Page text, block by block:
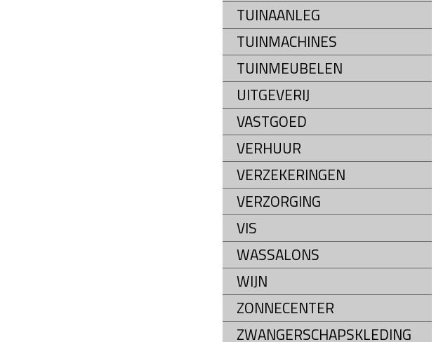
TUINAANLEG
TUINMACHINES
TUINMEUBELEN
UITGEVERIJ
VASTGOED
VERHUUR
VERZEKERINGEN
VERZORGING
VIS
WASSALONS
WIJN
ZONNECENTER
ZWANGERSCHAPSKLEDING